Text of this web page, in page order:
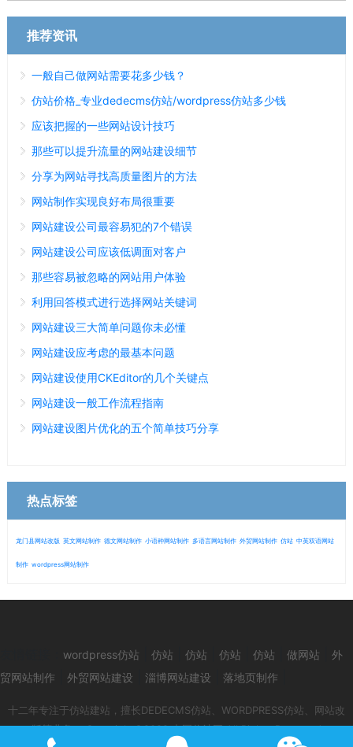
推荐资讯
一般自己做网站需要花多少钱？
仿站价格_专业dedecms仿站/wordpress仿站多少钱
应该把握的一些网站设计技巧
那些可以提升流量的网站建设细节
分享为网站寻找高质量图片的方法
网站制作实现良好布局很重要
网站建设公司最容易犯的7个错误
网站建设公司应该低调面对客户
那些容易被忽略的网站用户体验
利用回答模式进行选择网站关键词
网站建设三大简单问题你未必懂
网站建设应考虑的最基本问题
网站建设使用CKEditor的几个关键点
网站建设一般工作流程指南
网站建设图片优化的五个简单技巧分享
热点标签
龙门县网站改版 英文网站制作 德文网站制作 小语种网站制作 多语言网站制作 外贸网站制作 仿站 中英双语网站
制作 wordpress网站制作
wordpress仿站 仿站 仿站 仿站 仿站 做网站
外
贸网站制作
外贸网站建设 淄博网站建设 落地页制作
十二年专注于仿站建站，擅长DEDECMS仿站、WORDPRESS仿站、网站改
版等业务！ Copyright©2022 中国仿站网 All Rights Reserved